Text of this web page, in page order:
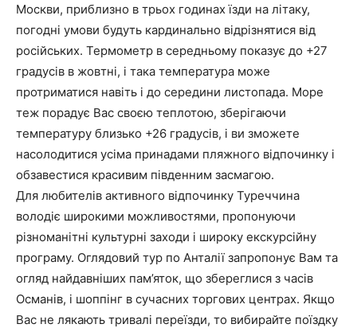
Москви, приблизно в трьох годинах їзди на літаку,
погодні умови будуть кардинально відрізнятися від
російських. Термометр в середньому показує до +27
градусів в жовтні, і така температура може
протриматися навіть і до середини листопада. Море
теж порадує Вас своєю теплотою, зберігаючи
температуру близько +26 градусів, і ви зможете
насолодитися усіма принадами пляжного відпочинку і
обзавестися красивим південним засмагою.
Для любителів активного відпочинку Туреччина
володіє широкими можливостями, пропонуючи
різноманітні культурні заходи і широку екскурсійну
програму. Оглядовий тур по Анталії запропонує Вам та
огляд найдавніших пам’яток, що збереглися з часів
Османів, і шоппінг в сучасних торгових центрах. Якщо
Вас не лякають тривалі переїзди, то вибирайте поїздку